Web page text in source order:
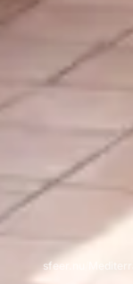
sfeer.nu